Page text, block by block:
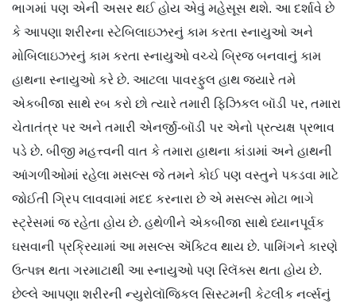
ભાગમાં પણ એની અસર થઈ હોય એવું મહેસૂસ થશે. આ દર્શાવે છે
કે આપણા શરીરના સ્ટેબિલાઇઝરનું કામ કરતા સ્નાયુઓ અને
મોબિલાઇઝરનું કામ કરતા સ્નાયુઓ વચ્ચે બ્રિજ બનવાનું કામ
હાથના સ્નાયુઓ કરે છે. આટલા પાવરફુલ હાથ જ્યારે તમે
એકબીજા સાથે રબ કરો છો ત્યારે તમારી ફિઝિકલ બૉડી પર, તમારા
ચેતાતંત્ર પર અને તમારી એનર્જી-બૉડી પર એનો પ્રત્યક્ષ પ્રભાવ
પડે છે. બીજી મહત્ત્વની વાત કે તમારા હાથના કાંડામાં અને હાથની
આંગળીઓમાં રહેલા મસલ્સ જે તમને કોઈ પણ વસ્તુને પકડવા માટે
જોઈતી ગ્રિપ લાવવામાં મદદ કરનારા છે એ મસલ્સ મોટા ભાગે
સ્ટ્રેસમાં જ રહેતા હોય છે. હથેળીને એકબીજા સાથે ધ્યાનપૂર્વક
ઘસવાની પ્રક્રિયામાં આ મસલ્સ ઍક્ટિવ થાય છે. પામિંગને કારણે
ઉત્પન્ન થતા ગરમાટાથી આ સ્નાયુઓ પણ રિલૅક્સ થતા હોય છે.
છેલ્લે આપણા શરીરની ન્યુરોલૉજિકલ સિસ્ટમની કેટલીક નર્વ્સનું